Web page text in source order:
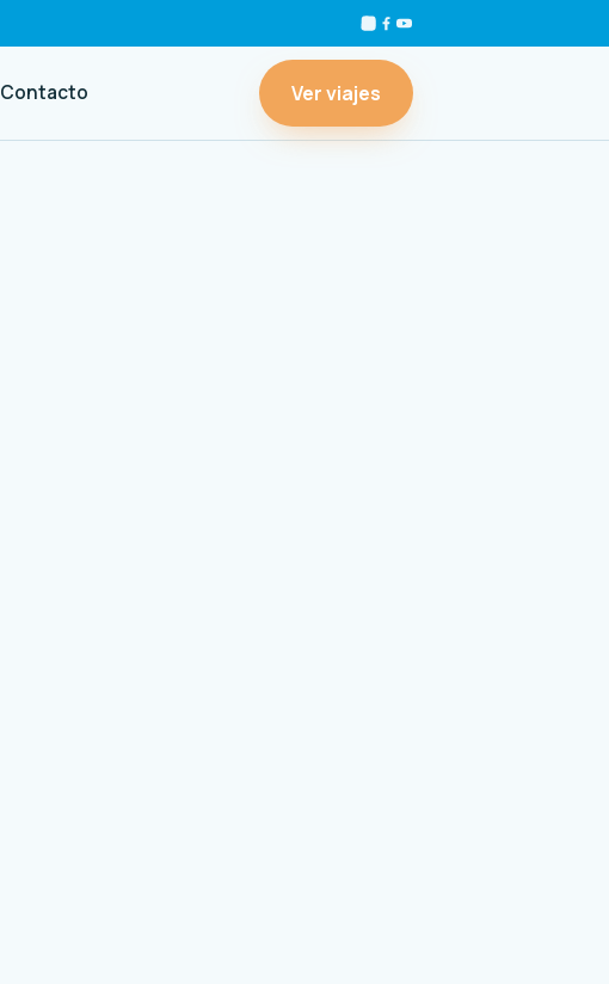
Contacto Ver viajes